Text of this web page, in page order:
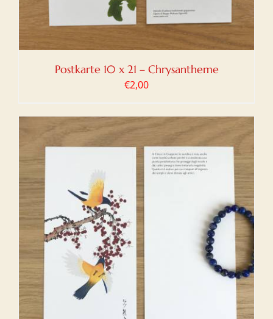
Postkarte 10 x 21 – Chrysantheme
€2,00